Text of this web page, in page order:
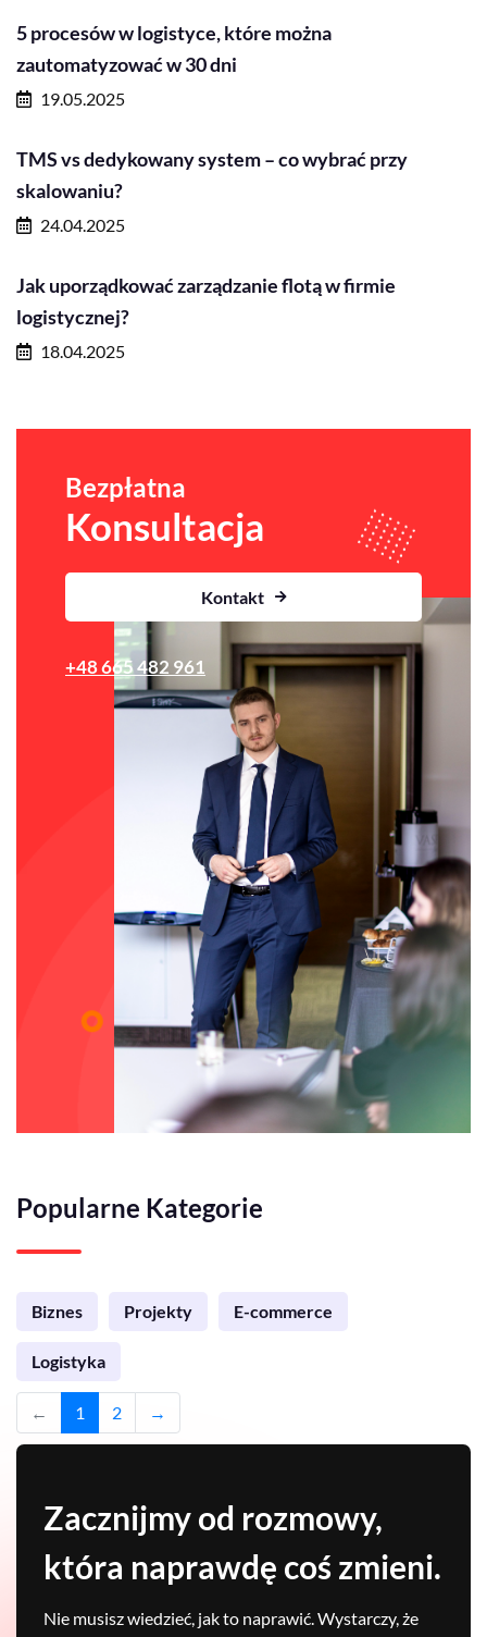
5 procesów w logistyce, które można
zautomatyzować w 30 dni
19.05.2025
TMS vs dedykowany system – co wybrać przy
skalowaniu?
24.04.2025
Jak uporządkować zarządzanie flotą w firmie
logistycznej?
18.04.2025
Bezpłatna
Konsultacja
Kontakt
+48 665 482 961
Popularne Kategorie
Biznes Projekty E-commerce
Logistyka
← 1 2 →
Zacznijmy od rozmowy,
która naprawdę coś zmieni.
Nie musisz wiedzieć, jak to naprawić. Wystarczy, że